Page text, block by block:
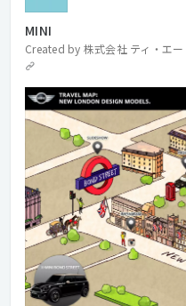
MINI
Created by 株式会社 ティ・エ